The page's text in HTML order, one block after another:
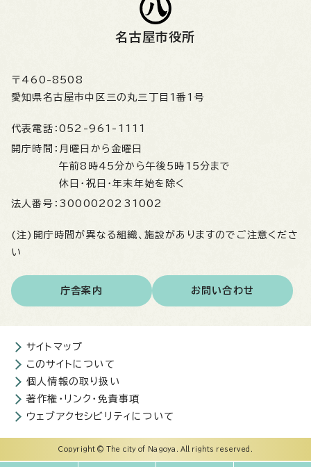
名古屋市役所
〒460-8508
愛知県名古屋市中区三の丸三丁目1番1号
代表電話： 052-961-1111
開庁時間： 月曜日から金曜日
午前8時45分から午後5時15分まで
休日・祝日・年末年始を除く
法人番号： 3000020231002
(注)開庁時間が異なる組織、施設がありますのでご注意くださ
い
庁舎案内 お問い合わせ
サイトマップ
このサイトについて
個人情報の取り扱い
著作権・リンク・免責事項
ウェブアクセシビリティについて
Copyright © The city of Nagoya. All rights reserved.